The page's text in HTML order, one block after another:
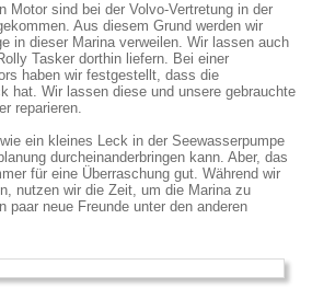
Motor sind bei der Volvo-Vertretung in der
Aus diesem Grund werden wir
in dieser Marina verweilen. Wir lassen auch
Tasker dorthin liefern. Bei einer
haben wir festgestellt, dass die
hat. Wir lassen diese und unsere gebrauchte
reparieren.
ein kleines Leck in der Seewasserpumpe
durcheinanderbringen kann. Aber, das
für eine Überraschung gut. Während wir
nutzen wir die Zeit, um die Marina zu
paar neue Freunde unter den anderen